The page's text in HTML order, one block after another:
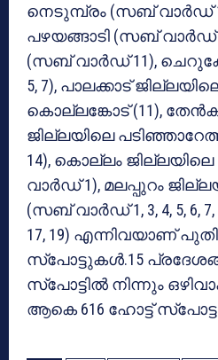
നെടുമ്പ്രം (സബ് വാര്‍ഡ്
പഴയങ്ങാടി (സബ് വാര്‍ഡ്
(സബ് വാര്‍ഡ് 11),
5, 7), പാലക്കാട്
കൊല്ലങ്കോട് (11),
ജില്ലയിലെ
14), കൊല്ലം
വാര്‍ഡ് 1), മലപ്പുറം
(സബ് വാര്‍ഡ് 1, 3, 4, 5, 6, 7, 8,
17, 19) എന്നിവയാണ്
സ്‌പോട്ടുകള്‍.15
സ്‌പോട്ടില്‍ നിന്നും
ആകെ 616 ഹോട്ട്